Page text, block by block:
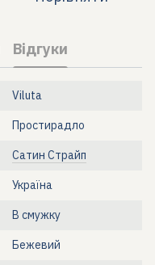
Відгуки
Viluta
Простирадло
Сатин Страйп
Україна
В смужку
Бежевий